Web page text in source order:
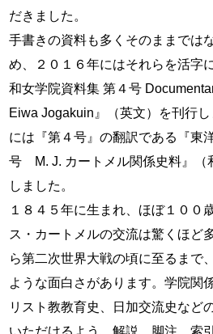
だきました。
手書きの資料も多くそのままでは
め、２０１６年にはそれらを活字
和女学院資料集 第４号
Eiwa Jogakuin 』（英文）を刊行
には『第４号』の翻訳である『東
号
M. J. カートメル関係史料』（
しました。
１８４５年に生まれ、ほぼ１００
ス・カートメルの交流は驚くほど
ら第二次世界大戦の頃に至るまで
ような面白さがあります。学院関
リスト教教育史、日加交流史など